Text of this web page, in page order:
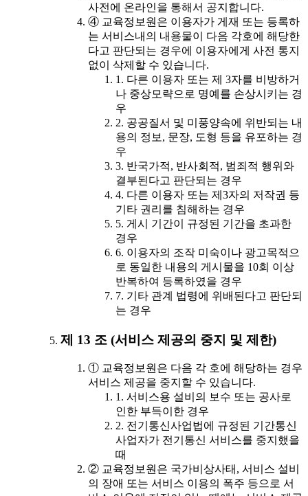
사전에 온라인을 통해서 공지합니다.
④ 교육정보원은 이용자가 게재 또는 등록하
는 서비스내의 내용물이 다음 각호에 해당한
다고 판단되는 경우에 이용자에게 사전 통지
없이 삭제할 수 있습니다.
1. 다른 이용자 또는 제 3자를 비방하거
나 중상모략으로 명예를 손상시키는 경
우
2. 공공질서 및 미풍양속에 위반되는 내
용의 정보, 문장, 도형 등을 유포하는 경
우
3. 반국가적, 반사회적, 범죄적 행위와
결부된다고 판단되는 경우
4. 다른 이용자 또는 제3자의 저작권 등
기타 권리를 침해하는 경우
5. 게시 기간이 규정된 기간을 초과한
경우
6. 이용자의 조작 미숙이나 광고목적으
로 동일한 내용의 게시물을 10회 이상
반복하여 등록하였을 경우
7. 기타 관계 법령에 위배된다고 판단되
는 경우
제 13 조 (서비스 제공의 중지 및 제한)
① 교육정보원은 다음 각 호에 해당하는 경우
서비스 제공을 중지할 수 있습니다.
1. 서비스용 설비의 보수 또는 공사로
인한 부득이한 경우
2. 전기통신사업법에 규정된 기간통신
사업자가 전기통신 서비스를 중지했을
때
② 교육정보원은 국가비상사태, 서비스 설비
의 장애 또는 서비스 이용의 폭주 등으로 서